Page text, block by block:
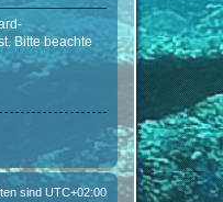
Bitte beachte
sind UTC+02:00